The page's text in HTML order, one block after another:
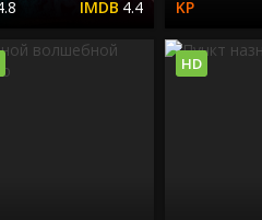
4.4
HD